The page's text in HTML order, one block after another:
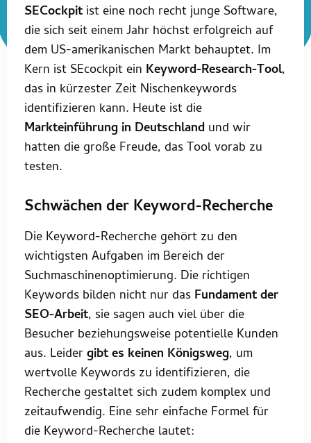
SECockpit ist eine noch recht junge Software,
die sich seit einem Jahr höchst erfolgreich auf
dem US-amerikanischen Markt behauptet. Im
Kern ist SEcockpit ein Keyword-Research-Tool,
das in kürzester Zeit Nischenkeywords
identifizieren kann. Heute ist die
Markteinführung in Deutschland und wir
hatten die große Freude, das Tool vorab zu
testen.
Schwächen der Keyword-Recherche
Die Keyword-Recherche gehört zu den
wichtigsten Aufgaben im Bereich der
Suchmaschinenoptimierung. Die richtigen
Keywords bilden nicht nur das Fundament der
SEO-Arbeit, sie sagen auch viel über die
Besucher beziehungsweise potentielle Kunden
aus. Leidergibt es keinen Königsweg, um
wertvolle Keywords zu identifizieren, die
Recherche gestaltet sich zudem komplex und
zeitaufwendig. Eine sehr einfache Formel für
die Keyword-Recherche lautet: